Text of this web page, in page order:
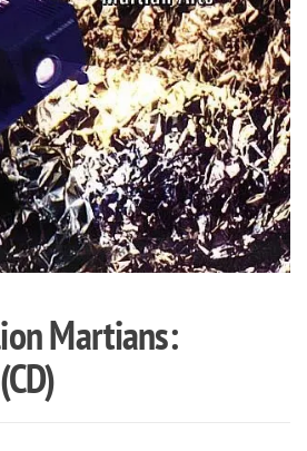
Martians: